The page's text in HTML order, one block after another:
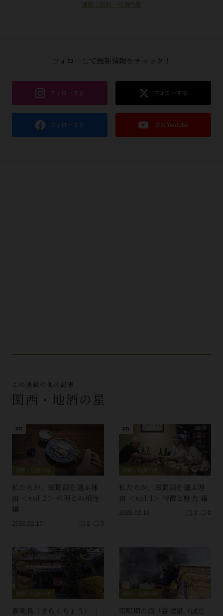
連載：関西・地酒の星
フォローして最新情報をチェック！
この連載の他の記事
関西・地酒の星
私たちが、滋賀酒を選ぶ理
由 ＜vol.2＞ 料理との相性
編
2026.02.17 2 0
私たちが、滋賀酒を選ぶ理
由 ＜vol.1＞ 特徴と魅力 編
2026.02.16 3 0
関西・地酒の星
喜楽長（きらくちょう） ｜
関西・地酒の星
室町期の酒「菩提泉（ぼだ